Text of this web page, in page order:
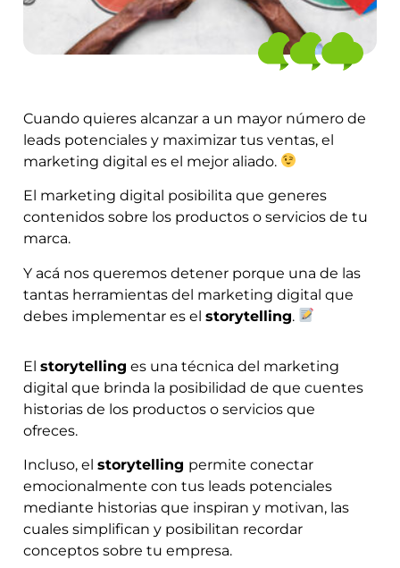
Cuando quieres alcanzar a un mayor número de
leads potenciales y maximizar tus ventas, el
marketing digital es el mejor aliado.
El marketing digital posibilita que generes
contenidos sobre los productos o servicios de tu
marca.
Y acá nos queremos detener porque una de las
tantas herramientas del marketing digital que
debes implementar es el storytelling.
El storytelling es una técnica del marketing
digital que brinda la posibilidad de que cuentes
historias de los productos o servicios que
ofreces.
Incluso, el storytelling permite conectar
emocionalmente con tus leads potenciales
mediante historias que inspiran y motivan, las
cuales simplifican y posibilitan recordar
conceptos sobre tu empresa.